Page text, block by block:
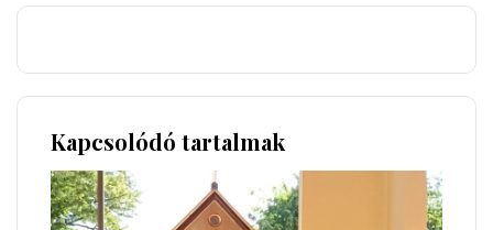
Kapcsolódó tartalmak